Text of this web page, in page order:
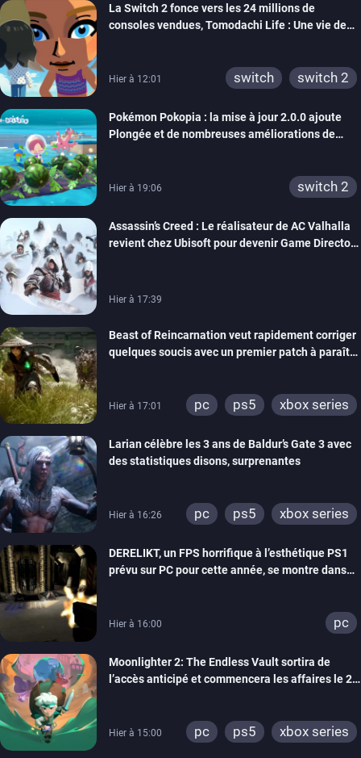
wiiu
3ds
ps3
xbox 360
switch 2
La Switch 2 fonce vers les 24 millions de
consoles vendues, Tomodachi Life : Une vie de
Hier à 12:01 switch switch 2
Pokémon Pokopia : la mise à jour 2.0.0 ajoute
Plongée et de nombreuses améliorations de
Hier à 19:06 switch 2
Assassin’s Creed : Le réalisateur de AC Valhalla
revient chez Ubisoft pour devenir Game Director
Hier à 17:39
Beast of Reincarnation veut rapidement corriger
quelques soucis avec un premier patch à paraître
Hier à 17:01 pc ps5 xbox series
Larian célèbre les 3 ans de Baldur’s Gate 3 avec
des statistiques disons, surprenantes
Hier à 16:26 pc ps5 xbox series
DERELIKT, un FPS horrifique à l’esthétique PS1
prévu sur PC pour cette année, se montre dans
Hier à 16:00 pc
Moonlighter 2: The Endless Vault sortira de
l’accès anticipé et commencera les affaires le 2
Hier à 15:00 pc ps5 xbox series